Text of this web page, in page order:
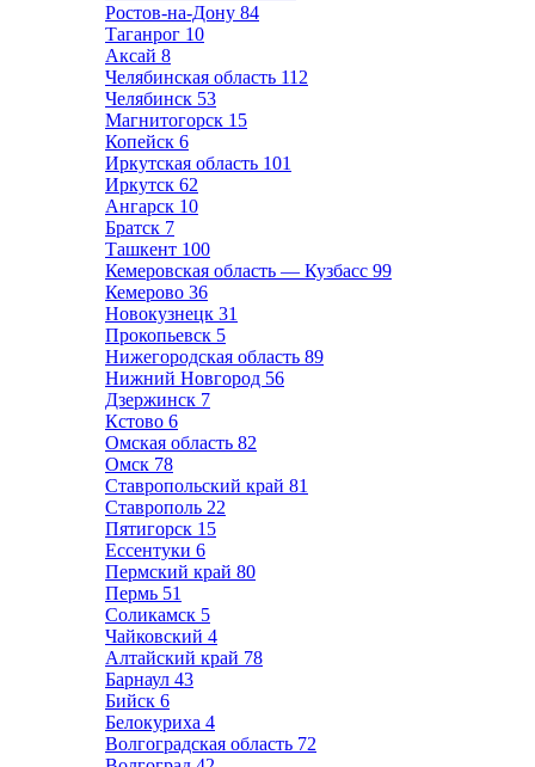
Ростов-на-Дону 84
Таганрог 10
Аксай 8
Челябинская область 112
Челябинск 53
Магнитогорск 15
Копейск 6
Иркутская область 101
Иркутск 62
Ангарск 10
Братск 7
Ташкент 100
Кемеровская область — Кузбасс 99
Кемерово 36
Новокузнецк 31
Прокопьевск 5
Нижегородская область 89
Нижний Новгород 56
Дзержинск 7
Кстово 6
Омская область 82
Омск 78
Ставропольский край 81
Ставрополь 22
Пятигорск 15
Ессентуки 6
Пермский край 80
Пермь 51
Соликамск 5
Чайковский 4
Алтайский край 78
Барнаул 43
Бийск 6
Белокуриха 4
Волгоградская область 72